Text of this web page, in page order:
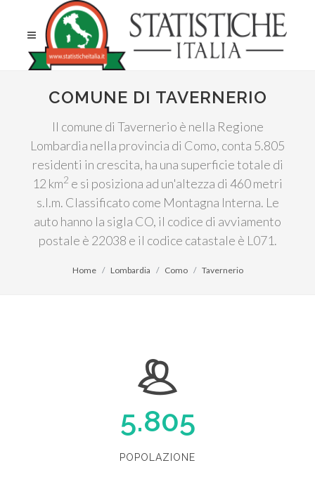
COMUNE DI TAVERNERIO
Il comune di Tavernerio è nella Regione
Lombardia nella provincia di Como, conta 5.805
residenti in crescita, ha una superficie totale di
12 km2 e si posiziona ad un'altezza di 460 metri
s.l.m. Classificato come Montagna Interna. Le
auto hanno la sigla CO, il codice di avviamento
postale è 22038 e il codice catastale è L071.
Home Lombardia Como Tavernerio
5.805
POPOLAZIONE